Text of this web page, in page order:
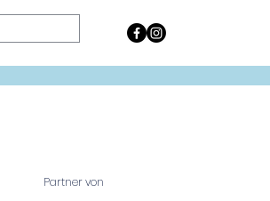
Partner von